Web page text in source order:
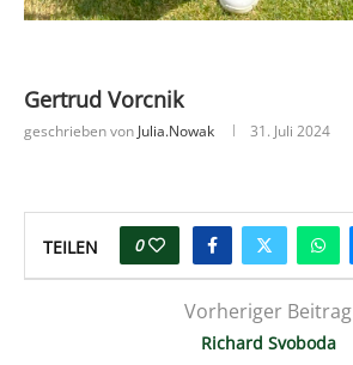
Gertrud Vorcnik
geschrieben von Julia.nowak 31. Juli 2024
TEILEN 0
Vorheriger Beitrag
Richard Svoboda